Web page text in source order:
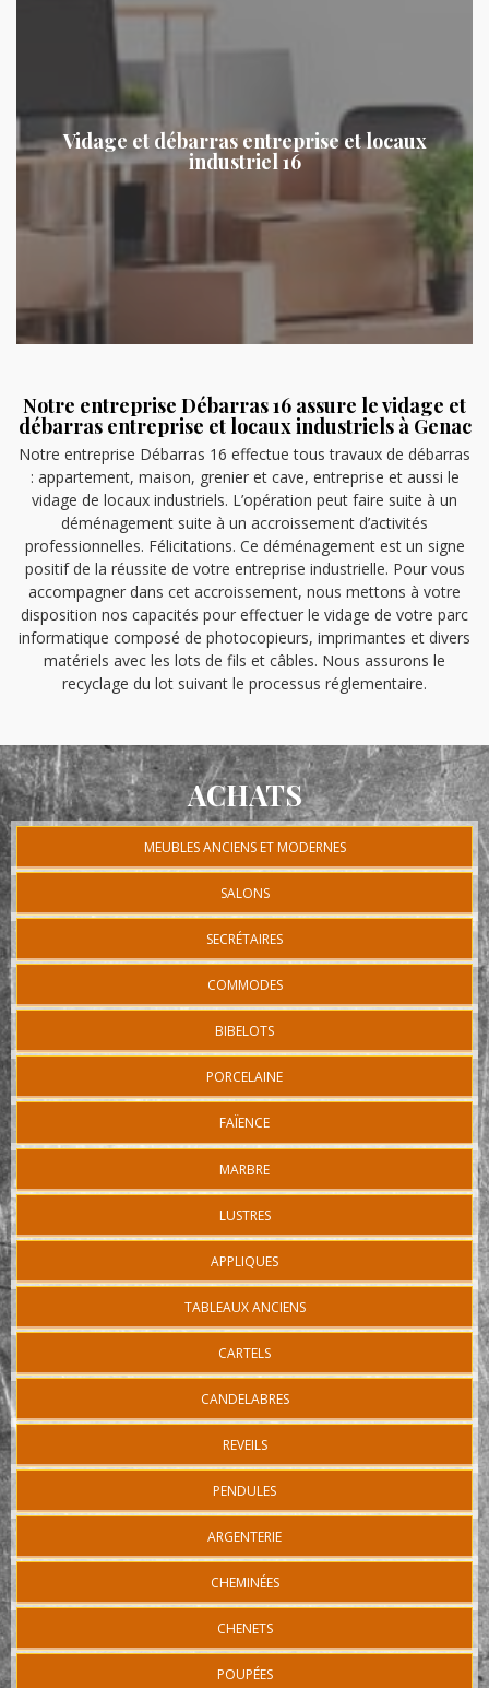
Vidage et débarras entreprise et locaux
industriel 16
Notre entreprise Débarras 16 assure le vidage et
débarras entreprise et locaux industriels à Genac
Notre entreprise Débarras 16 effectue tous travaux de débarras
: appartement, maison, grenier et cave, entreprise et aussi le
vidage de locaux industriels. L’opération peut faire suite à un
déménagement suite à un accroissement d’activités
professionnelles. Félicitations. Ce déménagement est un signe
positif de la réussite de votre entreprise industrielle. Pour vous
accompagner dans cet accroissement, nous mettons à votre
disposition nos capacités pour effectuer le vidage de votre parc
informatique composé de photocopieurs, imprimantes et divers
matériels avec les lots de fils et câbles. Nous assurons le
recyclage du lot suivant le processus réglementaire.
ACHATS
MEUBLES ANCIENS ET MODERNES
SALONS
SECRÉTAIRES
COMMODES
BIBELOTS
PORCELAINE
FAÏENCE
MARBRE
LUSTRES
APPLIQUES
TABLEAUX ANCIENS
CARTELS
CANDELABRES
REVEILS
PENDULES
ARGENTERIE
CHEMINÉES
CHENETS
POUPÉES